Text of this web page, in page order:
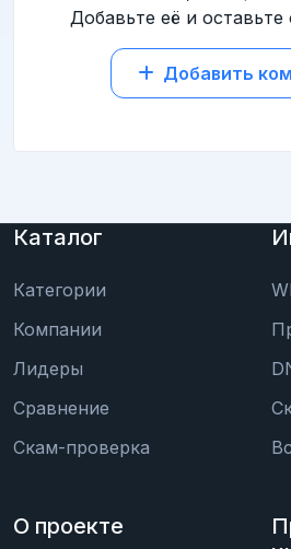
Добавьте её и
Добавить
Каталог
Категории
Компании
Лидеры
Сравнение
Скам-проверка
О проекте